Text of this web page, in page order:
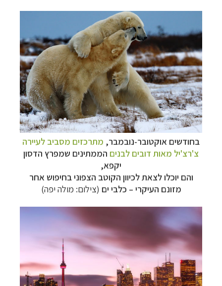
בחודשים אוקטובר-נובמבר, מתרכזים מסביב לעיירה
צ'רצ'יל מאות דובים לבנים הממתינים שמפרץ הדסון
יקפא,
והם יוכלו לצאת לכיוון הקוטב הצפוני בחיפוש אחר
מזונם העיקרי – כלבי ים (צילום: מולה יפה)